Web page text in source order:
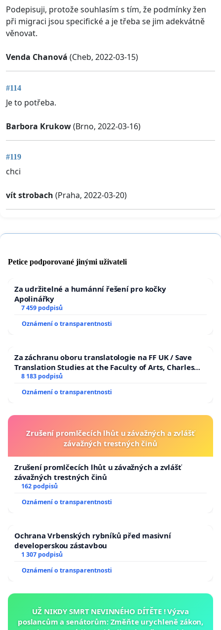
Podepisuji, protože souhlasím s tím, že podmínky žen
při migraci jsou specifické a je třeba se jim adekvátně
věnovat.
Venda Chanová (Cheb, 2022-03-15)
#114
Je to potřeba.
Barbora Krukow(Brno, 2022-03-16)
#119
chci
vít strobach (Praha, 2022-03-20)
Petice podporované jinými uživateli
Za udržitelné a humánní řešení pro kočky
Apolinářky
7 459 podpisů
Oznámení o transparentnosti
Za záchranu oboru translatologie na FF UK / Save
Translation Studies at the Faculty of Arts, Charles
University
8 183 podpisů
Oznámení o transparentnosti
Zrušení promlčecích lhůt u závažných a zvlášť
závažných trestných činů
Zrušení promlčecích lhůt u závažných a zvlášť
závažných trestných činů
162 podpisů
Oznámení o transparentnosti
Ochrana Vrbenských rybníků před masivní
developerskou zástavbou
1 307 podpisů
Oznámení o transparentnosti
UŽ NIKDY SMRT NEVINNÉHO DÍTĚTE ! Výzva
poslancům a senátorům: Změňte urychleně zákon,